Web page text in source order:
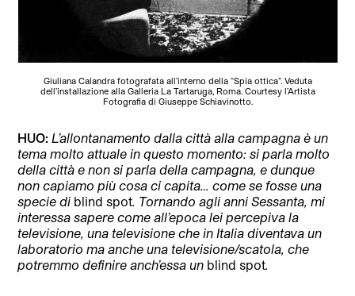
Giuliana Calandra fotografata all’interno della “Spia ottica”. Veduta
dell’installazione alla Galleria La Tartaruga, Roma. Courtesy l’Artista
Fotografia di Giuseppe Schiavinotto.
HUO:L’allontanamento dalla città alla campagna è un
tema molto attuale in questo momento: si parla molto
della città e non si parla della campagna, e dunque
non capiamo più cosa ci capita… come se fosse una
specie di blind spot. Tornando agli anni Sessanta, mi
interessa sapere come all’epoca lei percepiva la
televisione, una televisione che in Italia diventava un
laboratorio ma anche una televisione/scatola, che
potremmo definire anch’essa un blind spot.